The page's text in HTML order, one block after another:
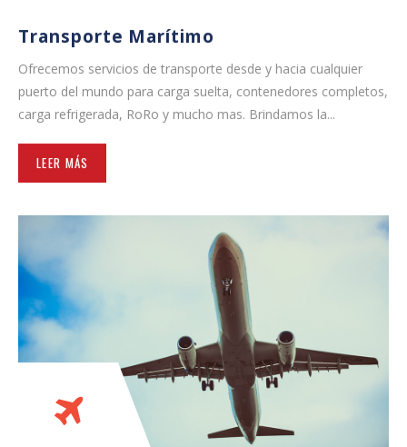
Transporte Marítimo
Ofrecemos servicios de transporte desde y hacia cualquier
puerto del mundo para carga suelta, contenedores completos,
carga refrigerada, RoRo y mucho mas. Brindamos la...
LEER MÁS